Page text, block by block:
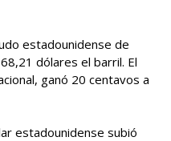
estadounidense de
dólares el barril. El
ganó 20 centavos a
estadounidense subió